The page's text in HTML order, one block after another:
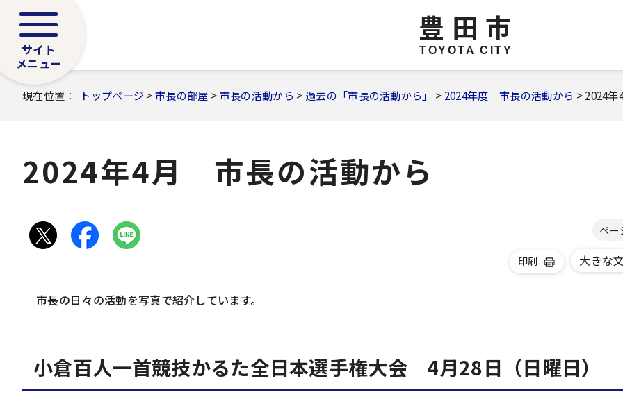
豊田市
TOYOTA CITY
サイト
メニュー
現在位置： トップページ >市長の部屋 >市長の活動から > 過去の「市長の活動から」 > 2024年度 市長の活動から > 2024
2024年4月 市長の活動から
ペー
印刷 大きな
市長の日々の活動を写真で紹介しています。
小倉百人一首競技かるた全日本選手権大会 4月28日（日曜日）